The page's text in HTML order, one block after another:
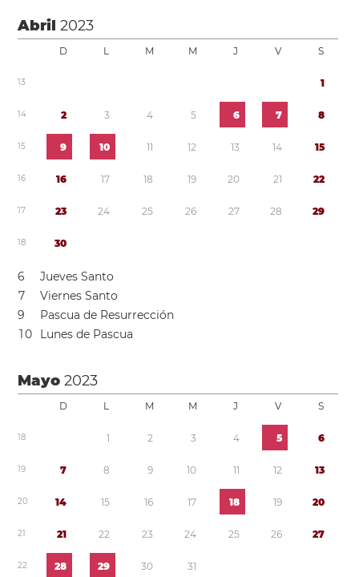
Abril2023
D L M M J V S
13 1
14 2 3 4 5 6 7 8
15 9 10 11 12 13 14 15
16 16 17 18 19 20 21 22
17 23 24 25 26 27 28 29
18 30
6
Jueves Santo
7
Viernes Santo
9
Pascua de Resurrección
10 Lunes de Pascua
Mayo2023
D L M M J V S
18 1 2 3 4 5 6
19 7 8 9 10 11 12 13
20 14 15 16 17 18 19 20
21 21 22 23 24 25 26 27
22 28 29 30 31